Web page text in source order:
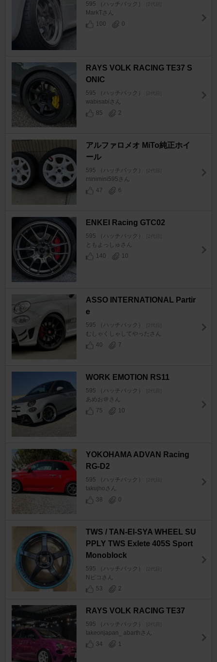
595 （ハッチバック） [2代目]
MarkTさん
100
0
RAYS VOLK RACING TE37 S
ONIC
595 （ハッチバック） [2代目]
wabisabiさん
85
2
アルファロメオ MiTo純正ホイ
ール
595 （ハッチバック） [2代目]
minimini595さん
47
6
ENKEI Racing GTC02
595 （ハッチバック） [2代目]
ともよっしゅさん
140
10
ASSO INTERNATIONAL Partir
e
595 （ハッチバック） [2代目]
むしゃくしゃしてやったさん
40
7
WORK EMOTION RS11
595 （ハッチバック） [2代目]
あめお＠さん
75
10
YOKOHAMA ADVAN Racing
RG-D2
595 （ハッチバック） [2代目]
takujhoさん
38
0
TWS / TAN-EI-SYA WHEEL SU
PPLY TWS Exlete 405S Sport
Monoblock
595 （ハッチバック） [2代目]
Nピコさん
53
2
RAYS VOLK RACING TE37
595 （ハッチバック） [2代目]
takeonjapan_ abarthさん
34
1